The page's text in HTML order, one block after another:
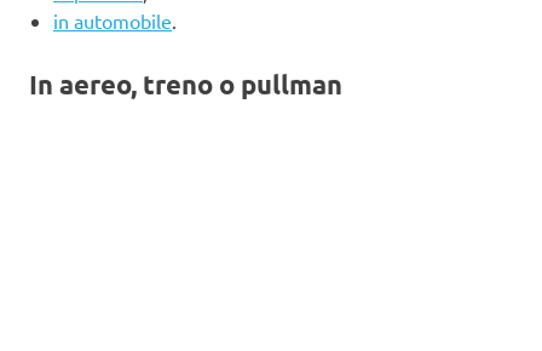
in automobile.
In aereo, treno o pullman